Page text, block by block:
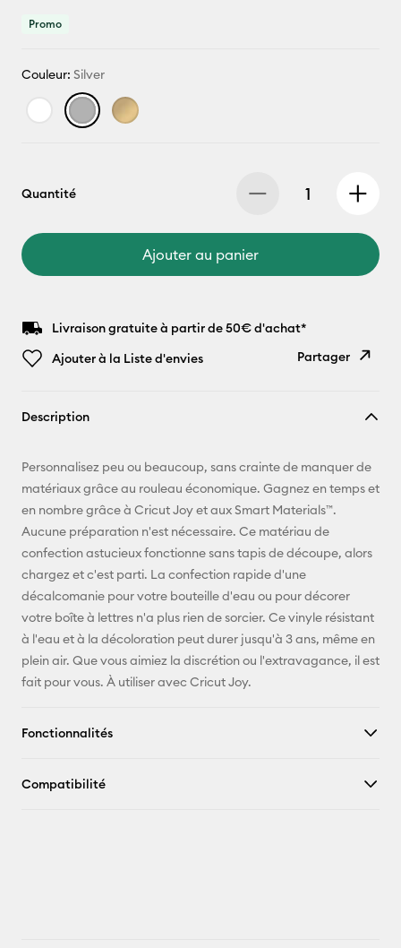
Promo
Couleur: Silver
Quantité
Ajouter au panier
Livraison gratuite à partir de 50€ d'achat*
Ajouter à la Liste d'envies
Partager
Pinterest
Facebook
Description
Personnalisez peu ou beaucoup, sans crainte de manquer de
matériaux grâce au rouleau économique. Gagnez en temps et
en nombre grâce à Cricut Joy et aux Smart Materials™.
Aucune préparation n'est nécessaire. Ce matériau de
confection astucieux fonctionne sans tapis de découpe, alors
chargez et c'est parti. La confection rapide d'une
décalcomanie pour votre bouteille d'eau ou pour décorer
votre boîte à lettres n'a plus rien de sorcier. Ce vinyle résistant
à l'eau et à la décoloration peut durer jusqu'à 3 ans, même en
plein air. Que vous aimiez la discrétion ou l'extravagance, il est
fait pour vous. À utiliser avec Cricut Joy.
Fonctionnalités
Compatibilité